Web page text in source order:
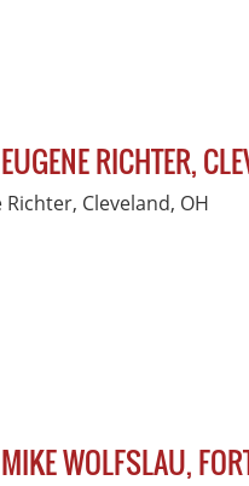
RICHTER,
Cleveland, OH
WOLFSLAU,